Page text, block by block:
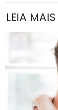
LEIA MAIS